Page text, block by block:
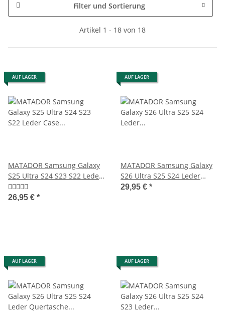
Filter und Sortierung
Artikel 1 - 18 von 18
AUF LAGER
MATADOR Samsung Galaxy
S25 Ultra S24 S23 S22 Leder
Case Schwarz
26,95 € *
AUF LAGER
MATADOR Samsung Galaxy
S26 Ultra S25 S24 Leder
Gürteltasche Braun
29,95 € *
AUF LAGER AUF LAGER